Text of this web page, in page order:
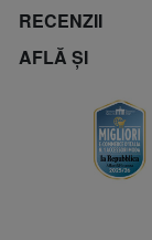
RECENZII
AFLĂ ȘI